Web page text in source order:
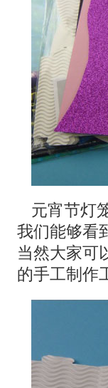
元宵节灯
我们能够看
当然大家可
的手工制作